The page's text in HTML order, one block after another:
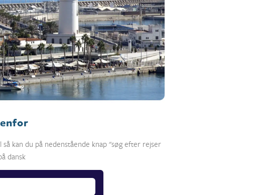
kan du på nedenstående knap "søg efter rejser
dansk